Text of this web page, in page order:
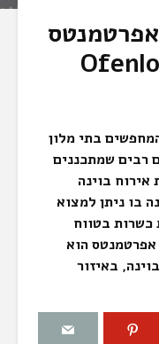
אפרטמנטס
בתי מלון
רבים שמתכננים
בוינה
בו ניתן למצוא
כשרות בטווח
אפרטמנטס הוא
באיזור